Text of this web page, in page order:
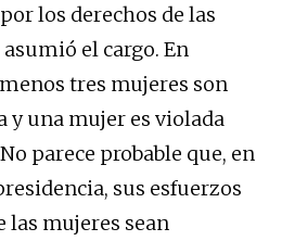
los derechos de las
el cargo. En
tres mujeres son
y una mujer es violada
parece probable que, en
sus esfuerzos
las mujeres sean